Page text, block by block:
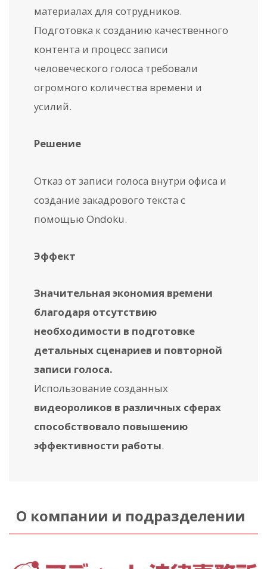
материалах для сотрудников.
Подготовка к созданию качественного
контента и процесс записи
человеческого голоса требовали
огромного количества времени и
усилий.
Решение
Отказ от записи голоса внутри офиса и
создание закадрового текста с
помощью Ondoku.
Эффект
Значительная экономия времени
благодаря отсутствию
необходимости в подготовке
детальных сценариев и повторной
записи голоса.
Использование созданных
видеороликов в различных сферах
способствовало повышению
эффективности работы.
О компании и подразделении